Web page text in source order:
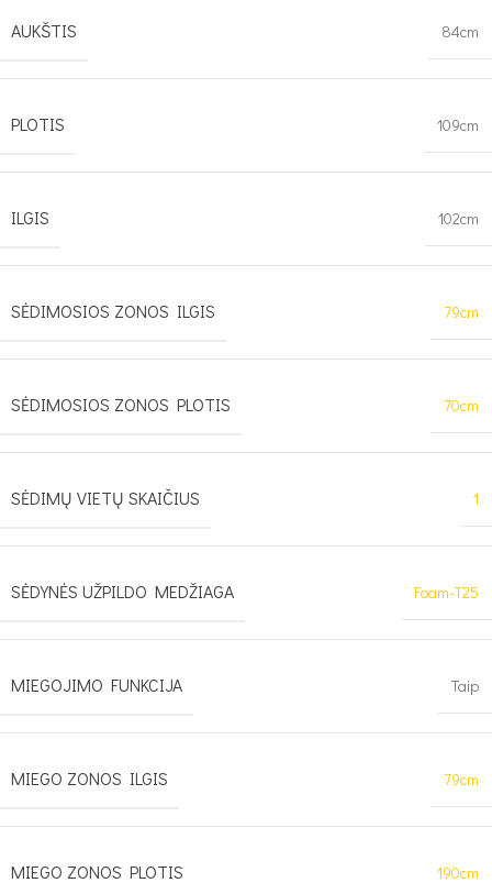
AUKŠTIS 84cm
PLOTIS 109cm
ILGIS 102cm
SĖDIMOSIOS ZONOS ILGIS 79cm
SĖDIMOSIOS ZONOS PLOTIS 70cm
SĖDIMŲ VIETŲ SKAIČIUS 1
SĖDYNĖS UŽPILDO MEDŽIAGA Foam-T25
MIEGOJIMO FUNKCIJA Taip
MIEGO ZONOS ILGIS 79cm
MIEGO ZONOS PLOTIS 190cm